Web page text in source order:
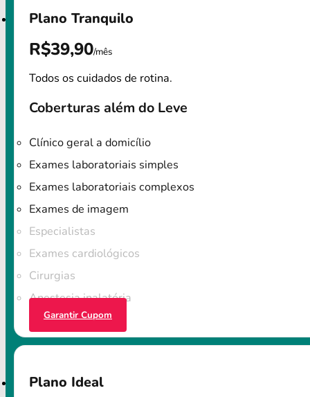
Plano Tranquilo
R$39,90/mês
Todos os cuidados de rotina.
Coberturas além do Leve
Clínico geral a domicílio
Exames laboratoriais simples
Exames laboratoriais complexos
Exames de imagem
Especialistas
Exames cardiológicos
Cirurgias
Anestesia inalatória
Garantir Cupom
Plano Ideal